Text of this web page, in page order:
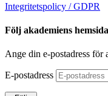
Integritetspolicy / GDPR
Följ akademiens
Ange din e-postadress för
E-postadress